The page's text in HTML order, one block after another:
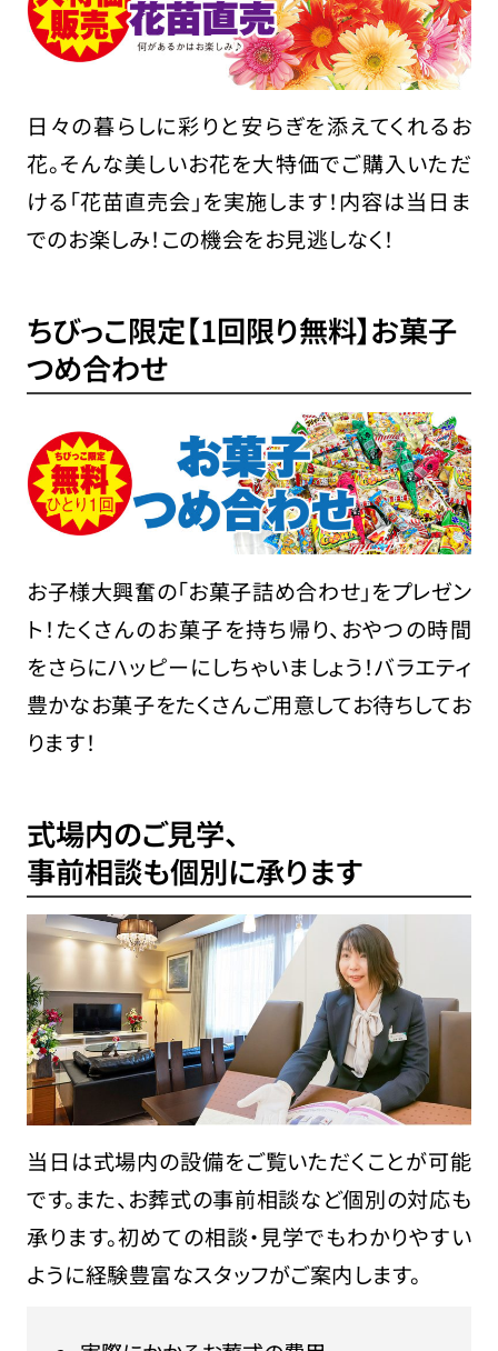
日々の暮らしに彩りと安らぎを添えてくれるお
花。そんな美しいお花を大特価でご購入いただ
ける「花苗直売会」を実施します！内容は当日ま
でのお楽しみ！この機会をお見逃しなく！
ちびっこ限定【1回限り無料】お菓子
つめ合わせ
お子様大興奮の「お菓子詰め合わせ」をプレゼン
ト！たくさんのお菓子を持ち帰り、おやつの時間
をさらにハッピーにしちゃいましょう！バラエティ
豊かなお菓子をたくさんご用意してお待ちしてお
ります！
式場内のご見学、
事前相談も個別に承ります
当日は式場内の設備をご覧いただくことが可能
です。また、お葬式の事前相談など個別の対応も
承ります。初めての相談・見学でもわかりやすい
ように経験豊富なスタッフがご案内します。